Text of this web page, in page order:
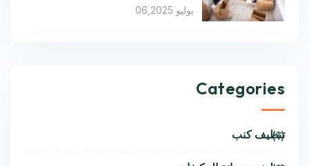
يوليو 06,2025
Categories
تنظيف كنب
(1)